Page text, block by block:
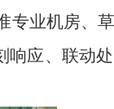
专业机房、
应、联动